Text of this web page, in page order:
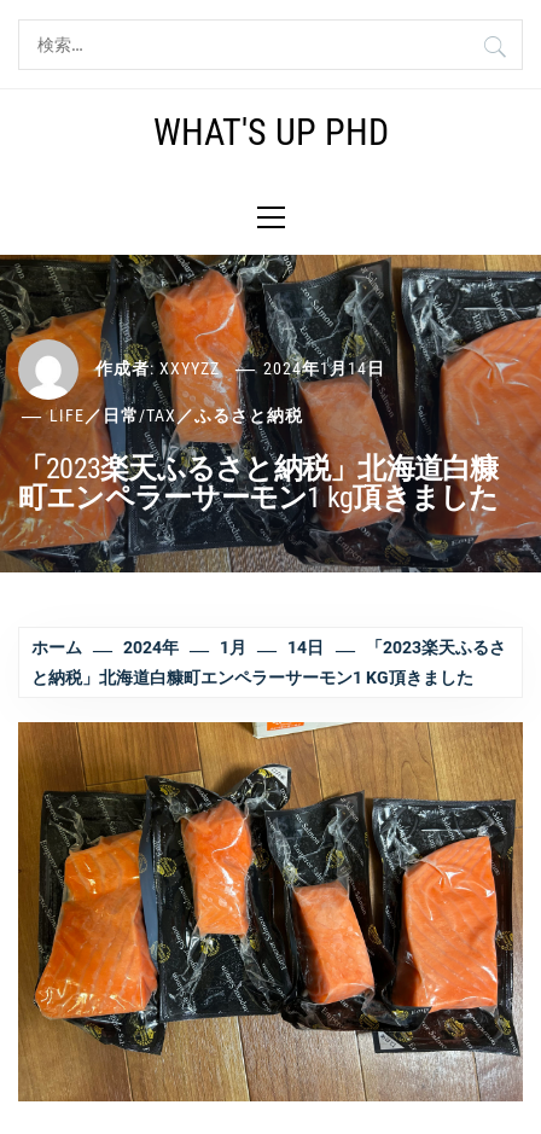
ッ
プ
索:
WHAT'S UP PHD
イ
メ
ニ
ュ
ー
作成者: XXYYZZ 2024年1月14日
LIFE／日常/TAX／ふるさと納税
「2023楽天ふるさと納税」北海道白糠
町エンペラーサーモン1 kg頂きました
ホーム 2024年 1月 14日
「2023楽天ふるさ
と納税」北海道白糠町エンペラーサーモン1 KG頂きました